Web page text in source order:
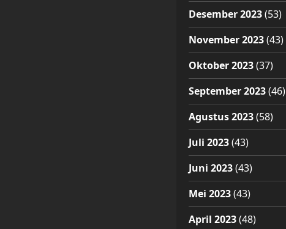
Desember 2023(53)
November 2023(43)
Oktober 2023(37)
September 2023(46)
Agustus 2023(58)
Juli 2023(43)
Juni 2023(43)
Mei 2023(43)
April 2023(48)